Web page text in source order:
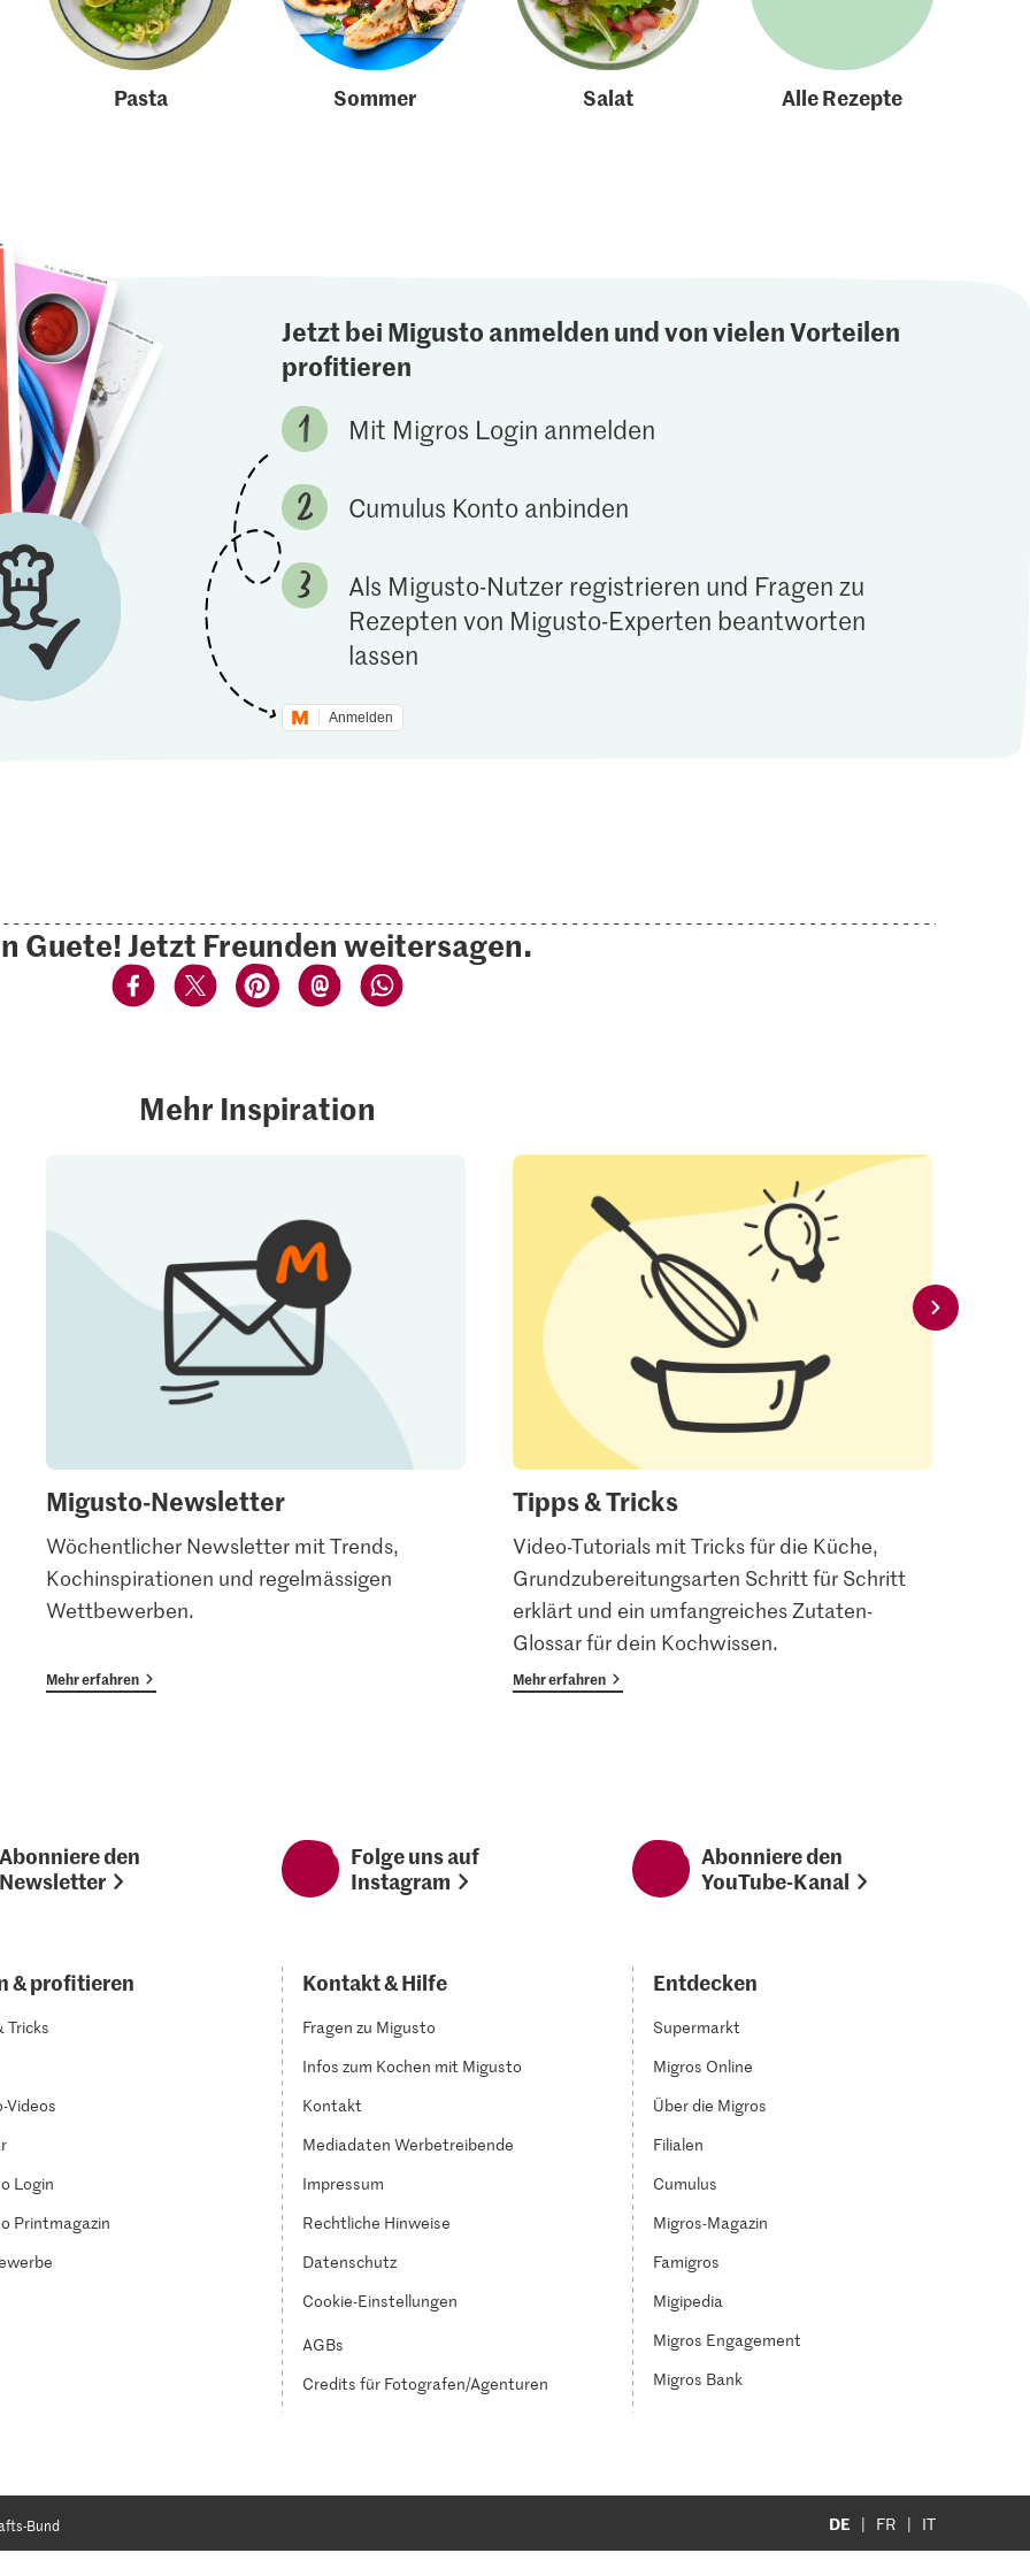
Pasta Sommer Salat Alle Rezepte
Jetzt bei Migusto anmelden und von vielen Vorteilen
profitieren
Mit Migros Login anmelden
Cumulus Konto anbinden
Als Migusto-Nutzer registrieren und Fragen zu
Rezepten von Migusto-Experten beantworten
lassen
Anmelden
Guete! Jetzt Freunden weitersagen.
Mehr Inspiration
Migusto-Newsletter
Wöchentlicher Newsletter mit Trends,
Kochinspirationen und regelmässigen
Wettbewerben.
Mehr erfahren
Tipps & Tricks
Video-Tutorials mit Tricks für die Küche,
Grundzubereitungsarten Schritt für Schritt
erklärt und ein umfangreiches Zutaten-
Glossar für dein Kochwissen.
Mehr erfahren
Abonniere den
Newsletter
Folge uns auf
Instagram
Abonniere den
YouTube-Kanal
& profitieren
Tricks
Videos
Login
Printmagazin
Kontakt & Hilfe
Fragen zu Migusto
Infos zum Kochen mit Migusto
Kontakt
Mediadaten Werbetreibende
Impressum
Rechtliche Hinweise
Datenschutz
Cookie-Einstellungen
AGBs
Credits für Fotografen/Agenturen
Entdecken
Supermarkt
Migros Online
Über die Migros
Filialen
Cumulus
Migros-Magazin
Famigros
Migipedia
Migros Engagement
Migros Bank
Bund DE FR IT